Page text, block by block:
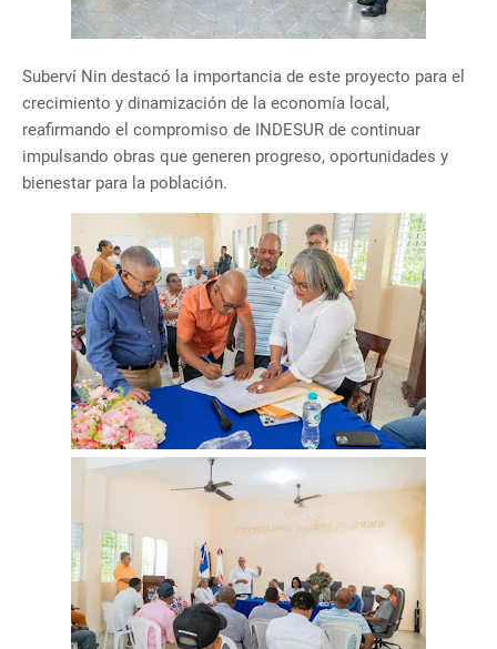
Suberví Nin destacó la importancia de este proyecto para el
crecimiento y dinamización de la economía local,
reafirmando el compromiso de INDESUR de continuar
impulsando obras que generen progreso, oportunidades y
bienestar para la población.